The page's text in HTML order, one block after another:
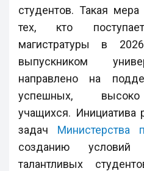
студентов. Такая мера
тех, кто
магистратуры в
выпускником
направлено на
успешных, высоко
учащихся. Инициатива
задач Министерства
созданию условий
талантливых